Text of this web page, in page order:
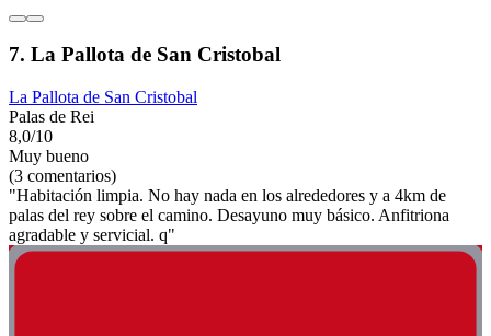
7. La Pallota de San Cristobal
La Pallota de San Cristobal
Palas de Rei
8,0/10
Muy bueno
(3 comentarios)
"Habitación limpia. No hay nada en los alrededores y a 4km de
palas del rey sobre el camino. Desayuno muy básico. Anfitriona
agradable y servicial. q"